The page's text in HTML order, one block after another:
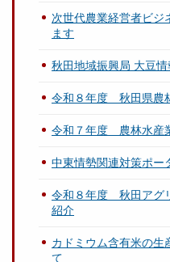
次世代農業経営者ビジ
ます
秋田地域振興局 大豆情
令和８年度 秋田県農
令和７年度 農林水産
中東情勢関連対策ポー
令和８年度 秋田アグ
紹介
カドミウム含有米の生
て